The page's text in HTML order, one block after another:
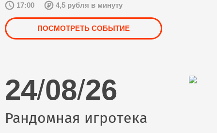
17:00 4,5 рубля в минуту
ПОСМОТРЕТЬ СОБЫТИЕ
24/08/26
Рандомная игротека